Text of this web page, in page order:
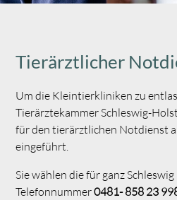
Tierärztlicher
Um die Kleintierkliniken zu
Tierärztekammer Schleswig-
für den tierärztlichen Notdienst
eingeführt.
Sie wählen die für ganz
Telefonnummer0481- 858 23